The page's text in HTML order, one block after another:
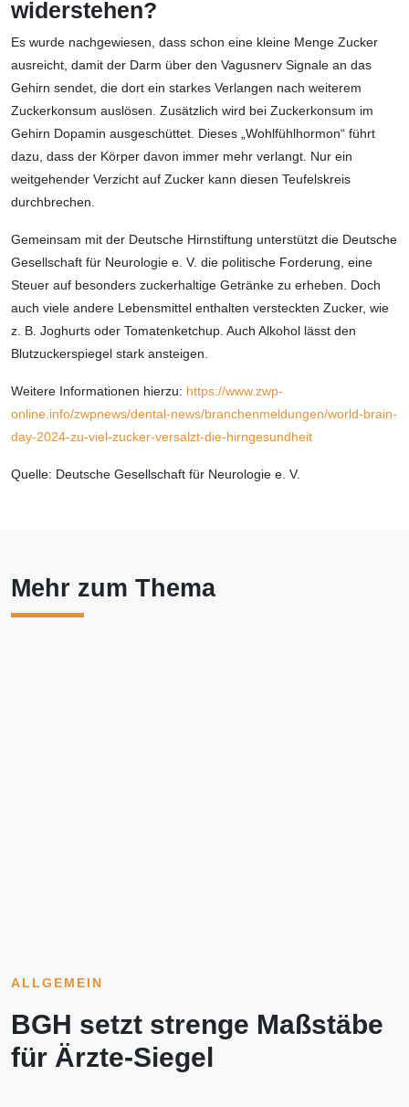
widerstehen?
Es wurde nachgewiesen, dass schon eine kleine Menge Zucker
ausreicht, damit der Darm über den Vagusnerv Signale an das
Gehirn sendet, die dort ein starkes Verlangen nach weiterem
Zuckerkonsum auslösen. Zusätzlich wird bei Zuckerkonsum im
Gehirn Dopamin ausgeschüttet. Dieses „Wohlfühlhormon“ führt
dazu, dass der Körper davon immer mehr verlangt. Nur ein
weitgehender Verzicht auf Zucker kann diesen Teufelskreis
durchbrechen.
Gemeinsam mit der Deutsche Hirnstiftung unterstützt die Deutsche
Gesellschaft für Neurologie e. V. die politische Forderung, eine
Steuer auf besonders zuckerhaltige Getränke zu erheben. Doch
auch viele andere Lebensmittel enthalten versteckten Zucker, wie
z. B. Joghurts oder Tomatenketchup. Auch Alkohol lässt den
Blutzuckerspiegel stark ansteigen.
Weitere Informationen hierzu: https://www.zwp-
online.info/zwpnews/dental-news/branchenmeldungen/world-brain-
day-2024-zu-viel-zucker-versalzt-die-hirngesundheit
Quelle: Deutsche Gesellschaft für Neurologie e. V.
Mehr zum Thema
ALLGEMEIN
BGH setzt strenge Maßstäbe
für Ärzte-Siegel